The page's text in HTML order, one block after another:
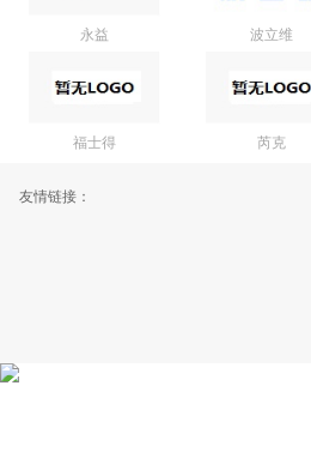
永益 波立维
福士得 芮克
友情链接：